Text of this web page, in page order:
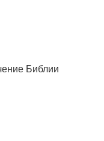
Библии